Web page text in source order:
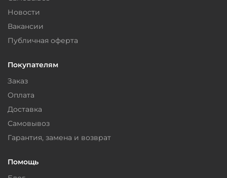
Новости
Вакансии
Публичная оферта
Покупателям
Заказ
Оплата
Доставка
Самовывоз
Гарантия, замена и возврат
Помощь